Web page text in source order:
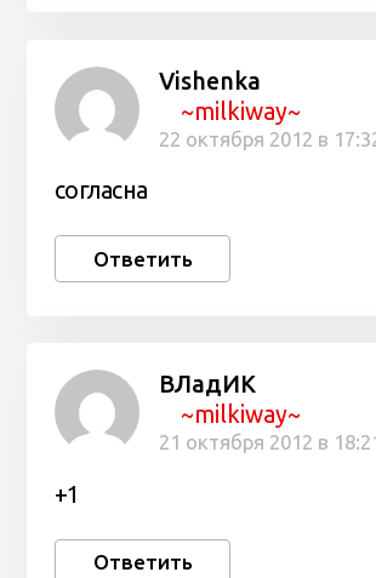
Vishenka
~milkiway~
22 октября 2012 в
согласна
Ответить
ВЛадИК
~milkiway~
21 октября 2012 в
+1
Ответить